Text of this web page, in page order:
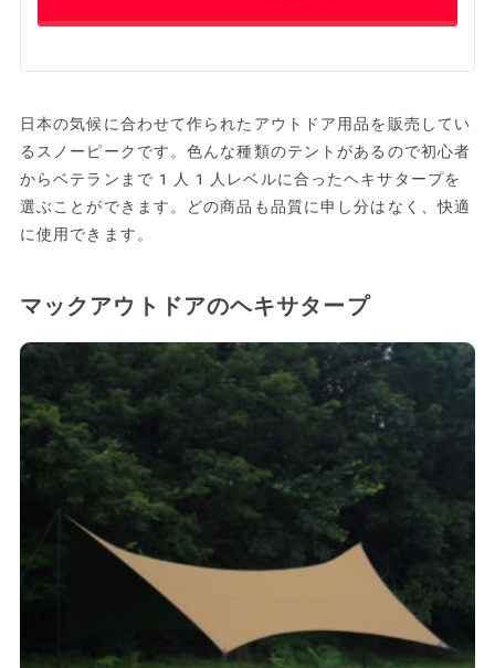
日本の気候に合わせて作られたアウトドア用品を販売してい
るスノーピークです。色んな種類のテントがあるので初心者
からベテランまで1人1人レベルに合ったヘキサタープを
選ぶことができます。どの商品も品質に申し分はなく、快適
に使用できます。
マックアウトドアのヘキサタープ